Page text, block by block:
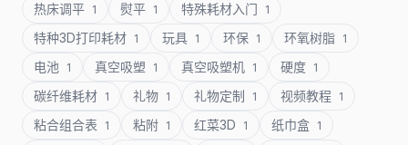
热床调平 1 熨平 1 特殊耗材入门 1
特种3D打印耗材 1 玩具 1 环保 1 环氧树脂 1
电池 1 真空吸塑 1 真空吸塑机 1 硬度 1
碳纤维耗材 1 礼物 1 礼物定制 1 视频教程 1
粘合组合表 1 粘附 1 红菜3D 1 纸巾盒 1